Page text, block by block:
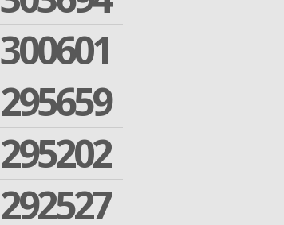
300601
295659
295202
292527